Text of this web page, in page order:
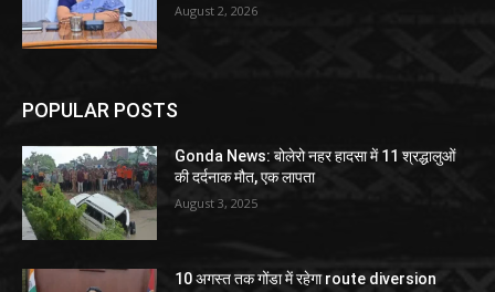
August 2, 2026
POPULAR POSTS
Gonda News: बोलेरो नहर हादसा में 11 श्रद्धालुओं
की दर्दनाक मौत, एक लापता
August 3, 2025
10 अगस्त तक गोंडा में रहेगा route diversion